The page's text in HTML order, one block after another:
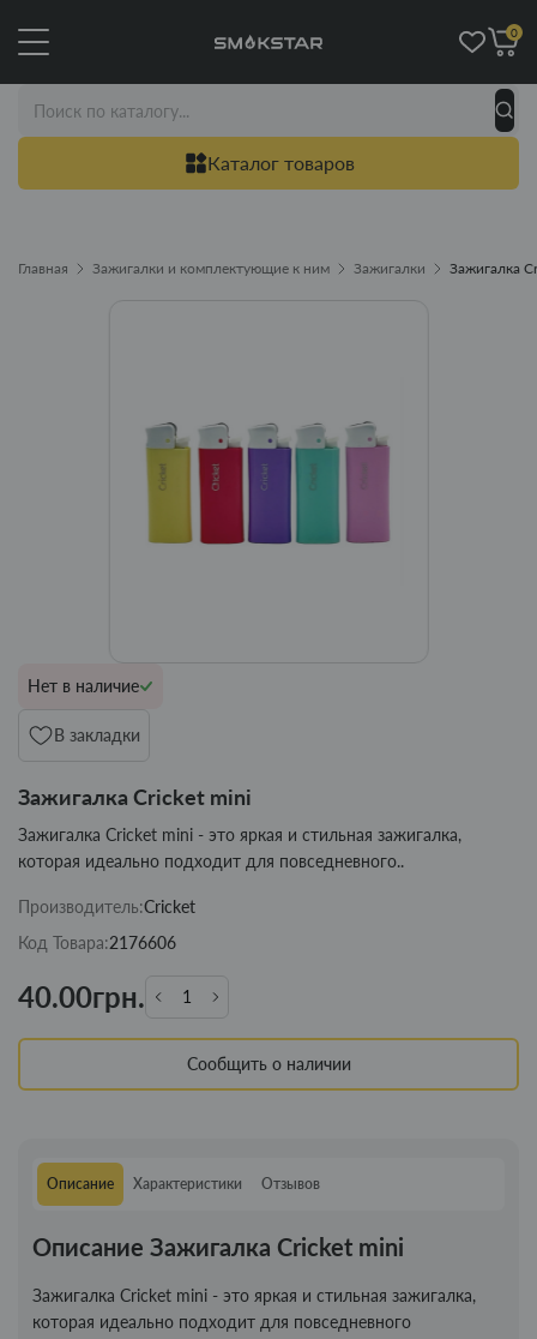
Каталог товаров
0
Главная Зажигалки и комплектующие к ним Зажигалки Зажигалка
Нет в наличие
В закладки
Зажигалка Cricket mini
Зажигалка Cricket mini - это яркая и стильная зажигалка,
которая идеально подходит для повседневного..
Производитель:Cricket
Код Товара:2176606
40.00грн.
Сообщить о наличии
Описание Характеристики Отзывов
Описание Зажигалка Cricket mini
Зажигалка Cricket mini - это яркая и стильная зажигалка,
которая идеально подходит для повседневного